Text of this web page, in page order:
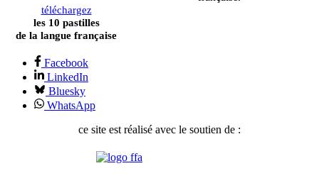
téléchargez
les 10 pastilles
de la langue française
Facebook
LinkedIn
Bluesky
WhatsApp
ce site est réalisé avec le soutien de :